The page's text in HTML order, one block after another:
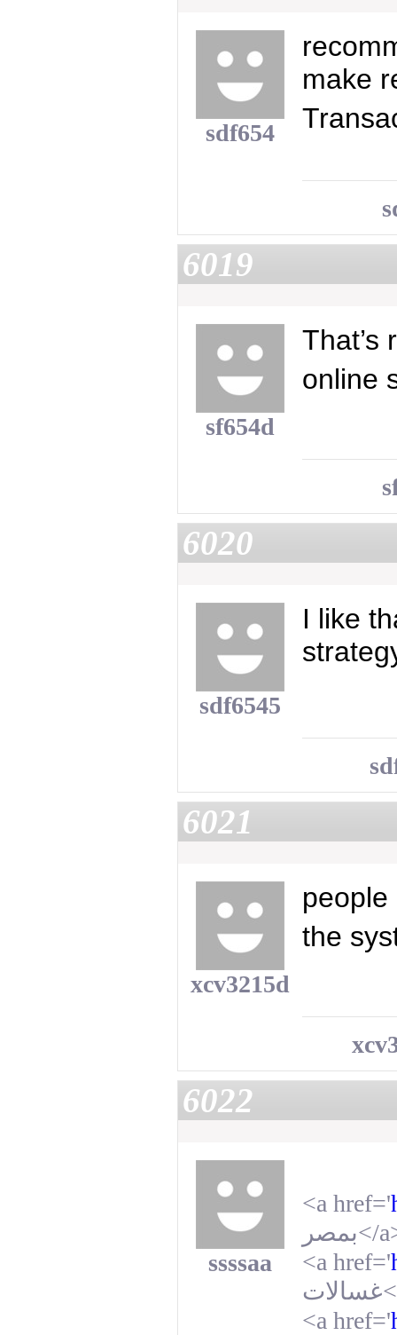
sdf654
make
6019
sf654d
That’s
online
6020
sdf6545
I like
6021
xcv3215d
the
6022
ssssaa
<a href='
بمصر</
<a href='
غسالات
<a href='